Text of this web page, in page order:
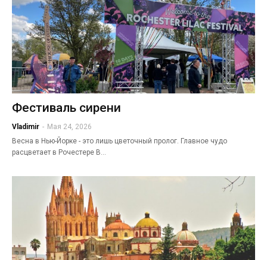
Фестиваль сирени
Vladimir - Мая 24, 2026
Весна в Нью-Йорке - это лишь цветочный пролог. Главное чудо
расцветает в Рочестере В…